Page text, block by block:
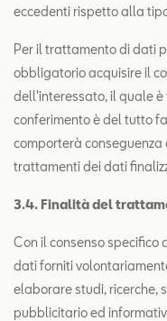
eccedenti rispetto alla
Per il trattamento di dati
obbligatorio acquisire il
dell'interessato, il quale
conferimento è del tutto
comporterà
trattamenti dei dati
3.4. Finalità del
Con il consenso specifico
dati forniti
elaborare studi, ricerche,
pubblicitario ed